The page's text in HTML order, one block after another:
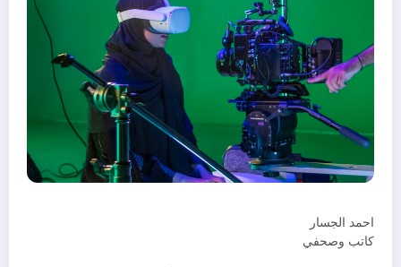
احمد الجسار
كاتب وصحفي